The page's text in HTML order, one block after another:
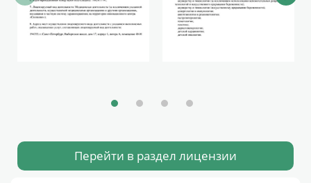
Перейти в раздел лицензии